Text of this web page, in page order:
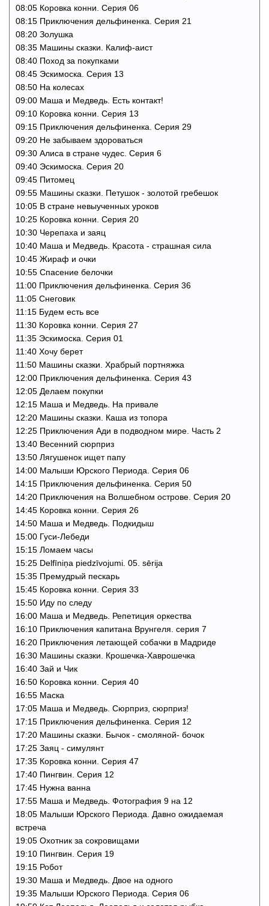
08:05 Коровка конни. Cерия 06
08:15 Приключения дельфиненка. Cерия 21
08:20 Золушка
08:35 Машины сказки. Калиф-аист
08:40 Поход за покупками
08:45 Эскимоска. Серия 13
08:50 На колесах
09:00 Маша и Медведь. Есть контакт!
09:10 Коровка конни. Cерия 13
09:15 Приключения дельфиненка. Cерия 29
09:20 Не забываем здороваться
09:30 Алиса в стране чудес. Серия 6
09:40 Эскимоска. Серия 20
09:45 Питомец
09:55 Машины сказки. Петушок - золотой гребешок
10:05 В стране невыученных уроков
10:25 Коровка конни. Cерия 20
10:30 Черепаха и заяц
10:40 Маша и Медведь. Красота - страшная сила
10:45 Жираф и очки
10:55 Спасение белочки
11:00 Приключения дельфиненка. Cерия 36
11:05 Снеговик
11:15 Будем есть все
11:30 Коровка конни. Cерия 27
11:35 Эскимоска. Серия 01
11:40 Хочу берет
11:50 Машины сказки. Храбрый портняжка
12:00 Приключения дельфиненка. Cерия 43
12:05 Делаем покупки
12:15 Маша и Медведь. На привале
12:20 Машины сказки. Каша из топора
12:25 Приключения Ади в подводном мире. Часть 2
13:40 Весенний сюрприз
13:50 Лягушенок ищет папу
14:00 Малыши Юрского Периода. Серия 06
14:15 Приключения дельфиненка. Cерия 50
14:20 Приключения на Волшебном острове. Серия 20
14:45 Коровка конни. Cерия 26
14:50 Маша и Медведь. Подкидыш
15:00 Гуси-Лебеди
15:15 Ломаем часы
15:25 Delfīniņa piedzīvojumi. 05. sērija
15:35 Премудрый пескарь
15:45 Коровка конни. Cерия 33
15:50 Иду по следу
16:00 Маша и Медведь. Репетиция оркества
16:10 Приключения капитана Врунгеля. серия 7
16:20 Приключения летающей собачки в Мадриде
16:30 Машины сказки. Крошечка-Хаврошечка
16:40 Зай и Чик
16:50 Коровка конни. Cерия 40
16:55 Маска
17:05 Маша и Медведь. Сюрприз, сюрприз!
17:15 Приключения дельфиненка. Cерия 12
17:20 Машины сказки. Бычок - смоляной- бочок
17:25 Заяц - симулянт
17:35 Коровка конни. Cерия 47
17:40 Пингвин. Cерия 12
17:45 Нужна ванна
17:55 Маша и Медведь. Фотография 9 на 12
18:05 Малыши Юрского Периода. Давно ожидаемая
встреча
19:05 Охотник за сокровищами
19:10 Пингвин. Cерия 19
19:15 Робот
19:30 Маша и Медведь. Двое на одного
19:35 Малыши Юрского Периода. Серия 06